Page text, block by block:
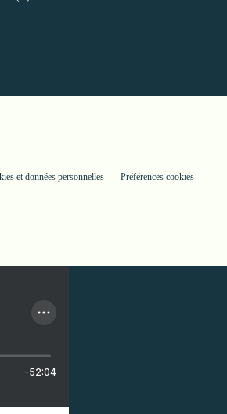
et données personnelles Préférences cookies
-52:04